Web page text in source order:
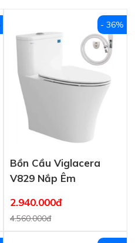
Bồn Cầu Viglacera
V829 Nắp Êm
2.940.000đ
4.560.000đ
- 36%